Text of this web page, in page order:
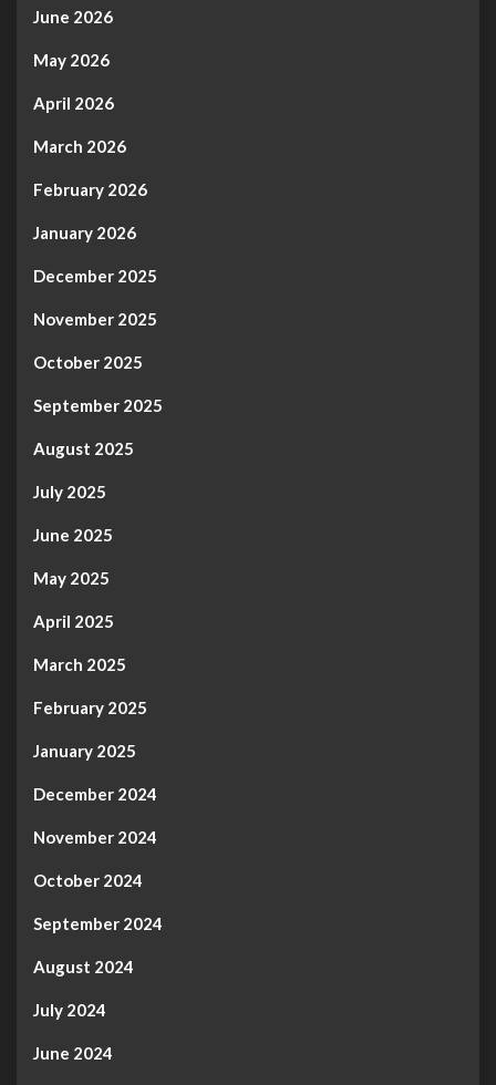
June 2026
May 2026
April 2026
March 2026
February 2026
January 2026
December 2025
November 2025
October 2025
September 2025
August 2025
July 2025
June 2025
May 2025
April 2025
March 2025
February 2025
January 2025
December 2024
November 2024
October 2024
September 2024
August 2024
July 2024
June 2024